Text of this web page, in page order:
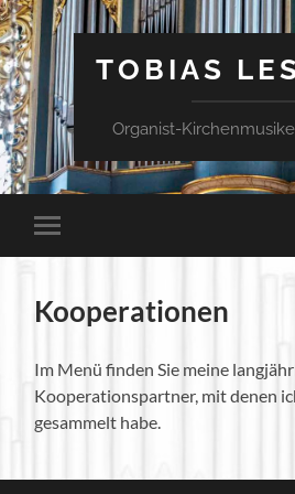
TOBIAS
Organist-
Mobile-
Menü
Kooperationen
Im Menü finden Sie meine
Kooperationspartner, mit denen
gesammelt habe.